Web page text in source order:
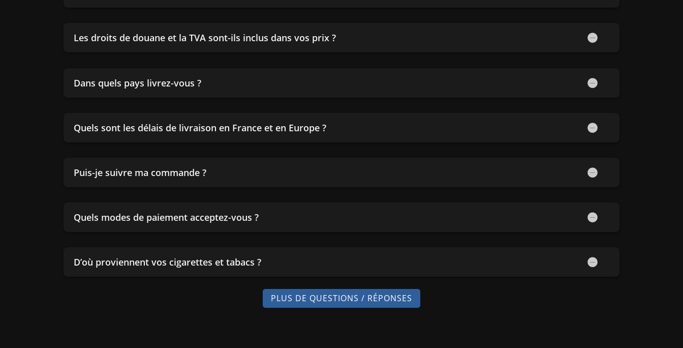
Les droits de douane et la TVA sont-ils inclus dans vos prix ?
Dans quels pays livrez-vous ?
Quels sont les délais de livraison en France et en Europe ?
Puis-je suivre ma commande ?
Quels modes de paiement acceptez-vous ?
D’où proviennent vos cigarettes et tabacs ?
PLUS DE QUESTIONS / RÉPONSES